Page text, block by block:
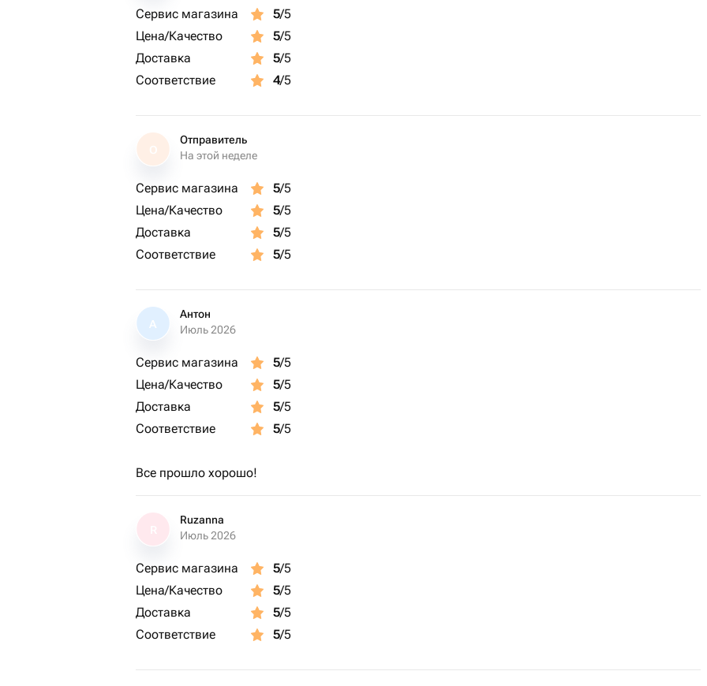
Сервис магазина 5/5
Цена/Качество
5/5
Доставка
5/5
Соответствие
4/5
О
Отправитель
На этой неделе
Сервис магазина 5/5
Цена/Качество
5/5
Доставка
5/5
Соответствие
5/5
А
Антон
Июль 2026
Сервис магазина 5/5
Цена/Качество
5/5
Доставка
5/5
Соответствие
5/5
Все прошло хорошо!
Ruzanna
Июль 2026
Сервис магазина 5/5
Цена/Качество
5/5
Доставка
5/5
Соответствие
5/5